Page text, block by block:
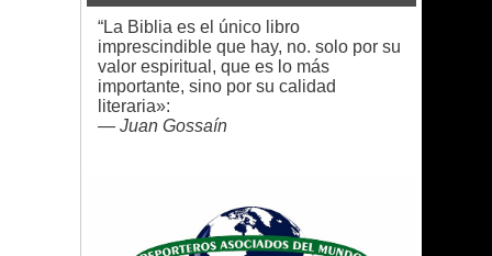
“La Biblia es el único libro
imprescindible que hay, no. solo por su
valor espiritual, que es lo más
importante, sino por su calidad
literaria»:
— Juan Gossaín